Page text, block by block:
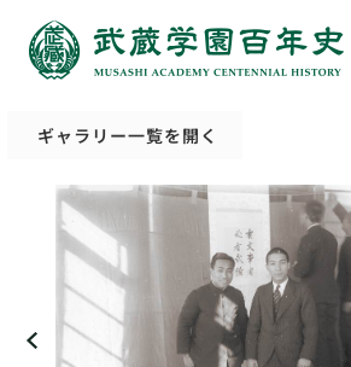
ギャラリー一覧を開く